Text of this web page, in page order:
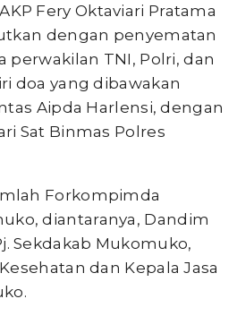
Fery Oktaviari Pratama
dengan penyematan
perwakilan TNI, Polri, dan
doa yang dibawakan
Aipda Harlensi, dengan
Sat Binmas Polres
Forkompimda
diantaranya, Dandim
Sekdakab Mukomuko,
dan Kepala Jasa